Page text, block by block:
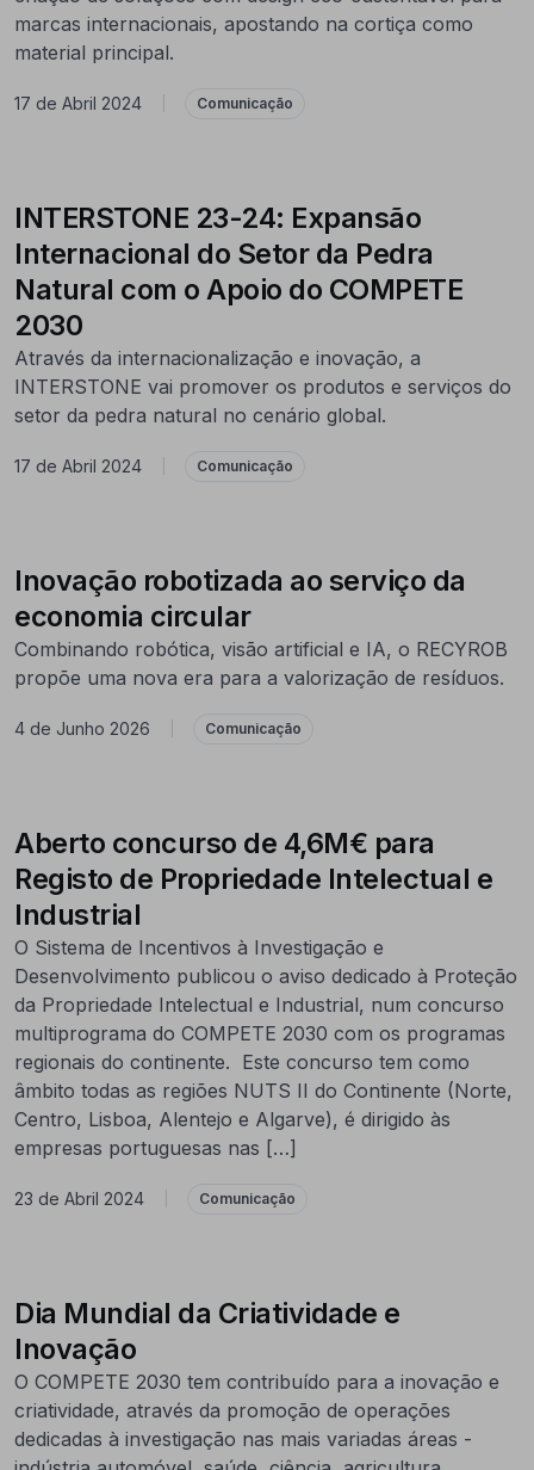
marcas internacionais, apostando na cortiça como
material principal.
17 de Abril 2024 Comunicação
INTERSTONE 23-24: Expansão
Internacional do Setor da Pedra
Natural com o Apoio do COMPETE
2030
Através da internacionalização e inovação, a
INTERSTONE vai promover os produtos e serviços do
setor da pedra natural no cenário global.
17 de Abril 2024 Comunicação
Inovação robotizada ao serviço da
economia circular
Combinando robótica, visão artificial e IA, o RECYROB
propõe uma nova era para a valorização de resíduos.
4 de Junho 2026 Comunicação
Aberto concurso de 4,6M€ para
Registo de Propriedade Intelectual e
Industrial
O Sistema de Incentivos à Investigação e
Desenvolvimento publicou o aviso dedicado à Proteção
da Propriedade Intelectual e Industrial, num concurso
multiprograma do COMPETE 2030 com os programas
regionais do continente. Este concurso tem como
âmbito todas as regiões NUTS II do Continente (Norte,
Centro, Lisboa, Alentejo e Algarve), é dirigido às
empresas portuguesas nas […]
23 de Abril 2024 Comunicação
Dia Mundial da Criatividade e
Inovação
O COMPETE 2030 tem contribuído para a inovação e
criatividade, através da promoção de operações
dedicadas à investigação nas mais variadas áreas -